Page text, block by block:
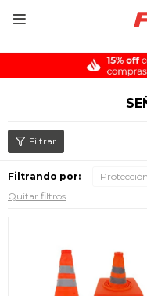

Filtrando por:
Quitar filtros